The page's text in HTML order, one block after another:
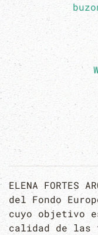
ELENA FORTES
del Fondo
cuyo objetivo
calidad de las